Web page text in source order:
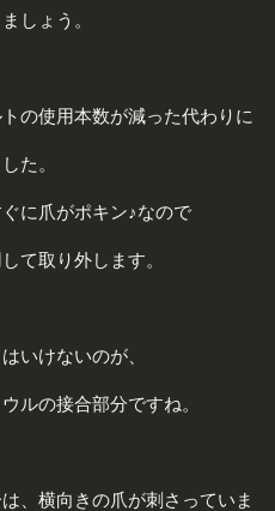
しょう。
の使用本数が減った代わりに
た。
に爪がポキン♪なので
て取り外します。
いけないのが、
ルの接合部分ですね。
、横向きの爪が刺さっていま